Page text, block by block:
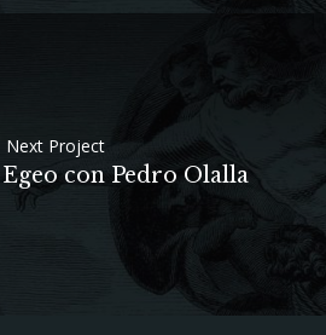
Next Project
con Pedro Olalla